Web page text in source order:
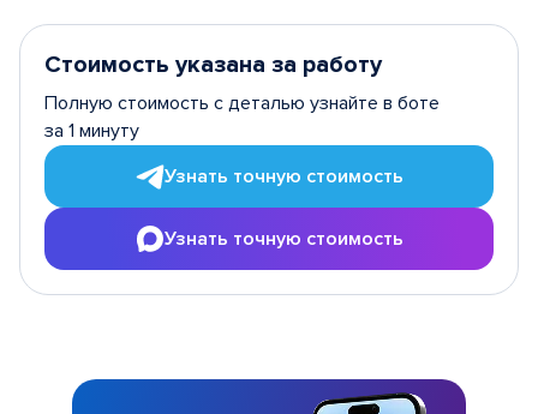
Стоимость указана за работу
Полную стоимость с деталью узнайте в боте
за 1 минуту
Узнать точную стоимость
Узнать точную стоимость